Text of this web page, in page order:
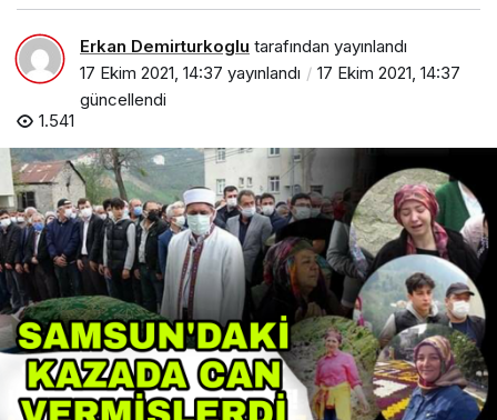
Erkan Demirturkoglu tarafından yayınlandı
17 Ekim 2021, 14:37 yayınlandı
17 Ekim 2021, 14:37
güncellendi
1.541